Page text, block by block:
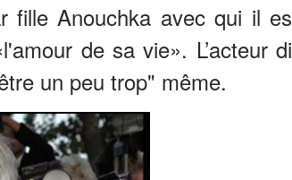
fille Anouchka avec qui il
de sa vie». L’acteur
un peu trop" même.